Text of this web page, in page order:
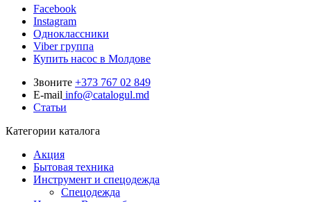
Facebook
Instagram
Одноклассники
Viber группа
Купить насос в Молдове
Звоните +373 767 02 849
E-mail info@catalogul.md
Статьи
Категории каталога
Акция
Бытовая техника
Инструмент и спецодежда
Спецодежда